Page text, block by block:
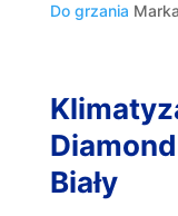
Do grzania
Biały